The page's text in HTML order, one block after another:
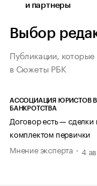
и партнеры
Выбор
Публикации,
в Сюжеты РБК
АССОЦИАЦИЯ ЮРИСТОВ
БАНКРОТСТВА
Договор есть —
комплектом первички
Мнение эксперта
4